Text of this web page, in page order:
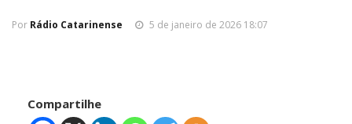
Por Rádio Catarinense 5 de janeiro de 2026 18:07
Compartilhe